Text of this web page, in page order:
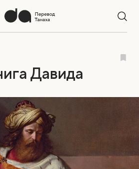
Давида